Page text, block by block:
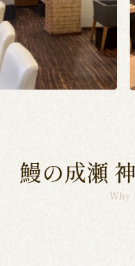
鰻の成瀬
Why